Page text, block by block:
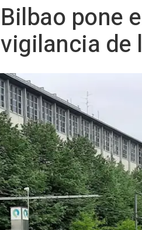
Bilbao pone
vigilancia de